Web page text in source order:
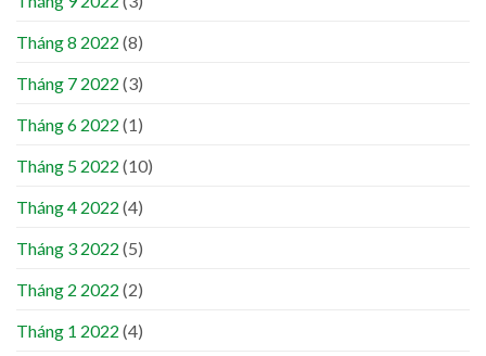
Tháng 8 2022 (8)
Tháng 7 2022 (3)
Tháng 6 2022 (1)
Tháng 5 2022 (10)
Tháng 4 2022 (4)
Tháng 3 2022 (5)
Tháng 2 2022 (2)
Tháng 1 2022 (4)